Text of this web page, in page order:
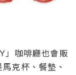
咖啡廳也會販
克杯、餐墊、